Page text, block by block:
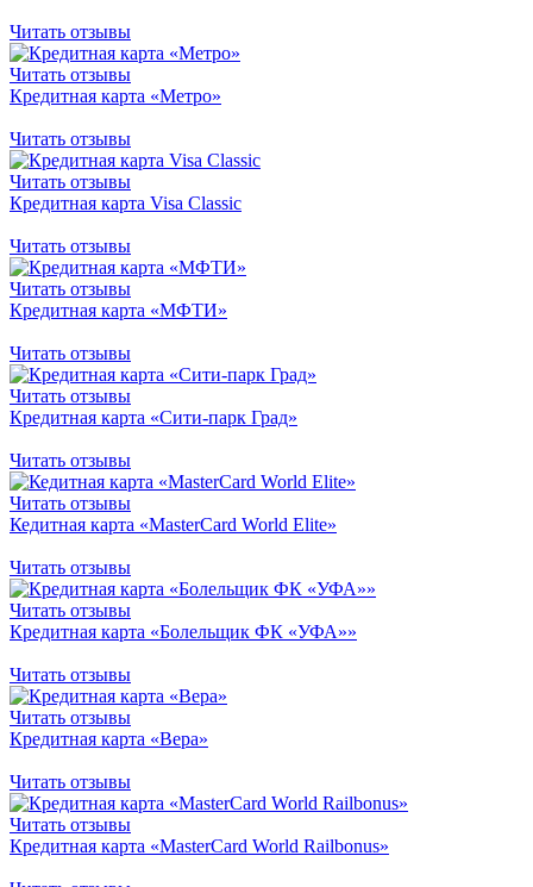
Читать отзывы
Читать отзывы
Кредитная карта «Метро»
Читать отзывы
Читать отзывы
Кредитная карта Visa Classic
Читать отзывы
Читать отзывы
Кредитная карта «МФТИ»
Читать отзывы
Читать отзывы
Кредитная карта «Сити-парк Град»
Читать отзывы
Читать отзывы
Кедитная карта «MasterCard World Elite»
Читать отзывы
Читать отзывы
Кредитная карта «Болельщик ФК «УФА»»
Читать отзывы
Читать отзывы
Кредитная карта «Вера»
Читать отзывы
Читать отзывы
Кредитная карта «MasterCard World Railbonus»